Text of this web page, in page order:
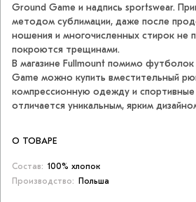
Ground Game и надпись sportswear.
методом сублимации, даже после
ношения и многочисленных стирок не
покроются трещинами.
В магазине Fullmount помимо
Game можно купить вместительный
компрессионную одежду и
отличается уникальным, ярким
О ТОВАРЕ
Состав: 100% хлопок
Производство:
Польша